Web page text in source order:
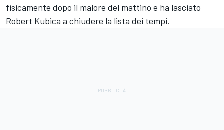
fisicamente dopo il malore del mattino e ha lasciato
Robert Kubica a chiudere la lista dei tempi.